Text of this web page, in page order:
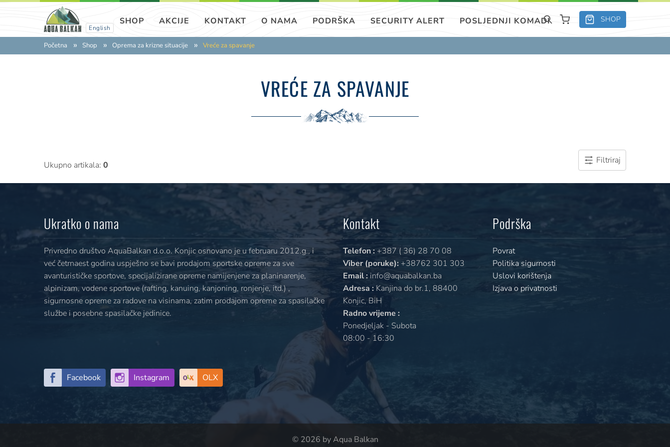
English
SHOP AKCIJE KONTAKT O NAMA PODRŠKA SECURITY ALERT POSLJEDNJI KOMADI SHOP
Početna Shop Oprema za krizne situacije Vreće za spavanje
VREĆE ZA SPAVANJE
Ukupno artikala: 0 Filtriraj
Ukratko o nama
Privredno društvo AquaBalkan d.o.o. Konjic osnovano je u februaru 2012.g., i
već četrnaest godina uspješno se bavi prodajom sportske opreme za sve
avanturističke sportove, specijalizirane opreme namijenjene za planinarenje,
alpinizam, vodene sportove (rafting, kanuing, kanjoning, ronjenje, itd.) ,
sigurnosne opreme za radove na visinama, zatim prodajom opreme za spasilačke
službe i posebne spasilačke jedinice.
Kontakt
Telefon : +387 ( 36) 28 70 08
Viber (poruke): +38762 301 303
Email : info@aquabalkan.ba
Adresa : Kanjina do br.1, 88400
Konjic, BiH
Radno vrijeme :
Ponedjeljak - Subota
08:00 - 16:30
Podrška
Povrat
Politika sigurnosti
Uslovi korištenja
Izjava o privatnosti
Facebook Instagram OLX
© 2026 by Aqua Balkan